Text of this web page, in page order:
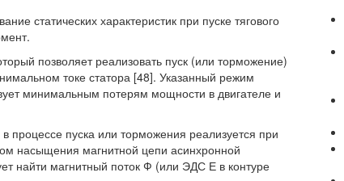
статических характеристик при пуске тягового
позволяет реализовать пуск (или торможение)
токе статора [48]. Указанный режим
минимальным потерям мощности в двигателе и
процессе пуска или торможения реализуется при
насыщения магнитной цепи асинхронной
найти магнитный поток Ф (или ЭДС Е в контуре